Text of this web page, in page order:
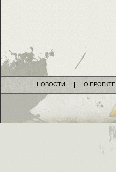
НОВОСТИ О ПРОЕКТЕ